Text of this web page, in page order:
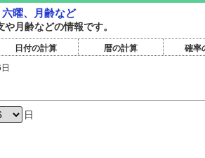
曜、月齢など
月齢などの情報です。
日付の計算 暦の計算 確率
日